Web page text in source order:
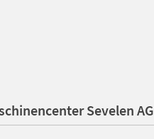
Sevelen AG